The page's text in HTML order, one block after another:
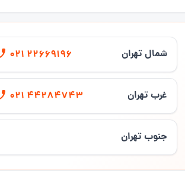
شمال تهران 021 22669196
غرب تهران 021 44284743
جنوب تهران